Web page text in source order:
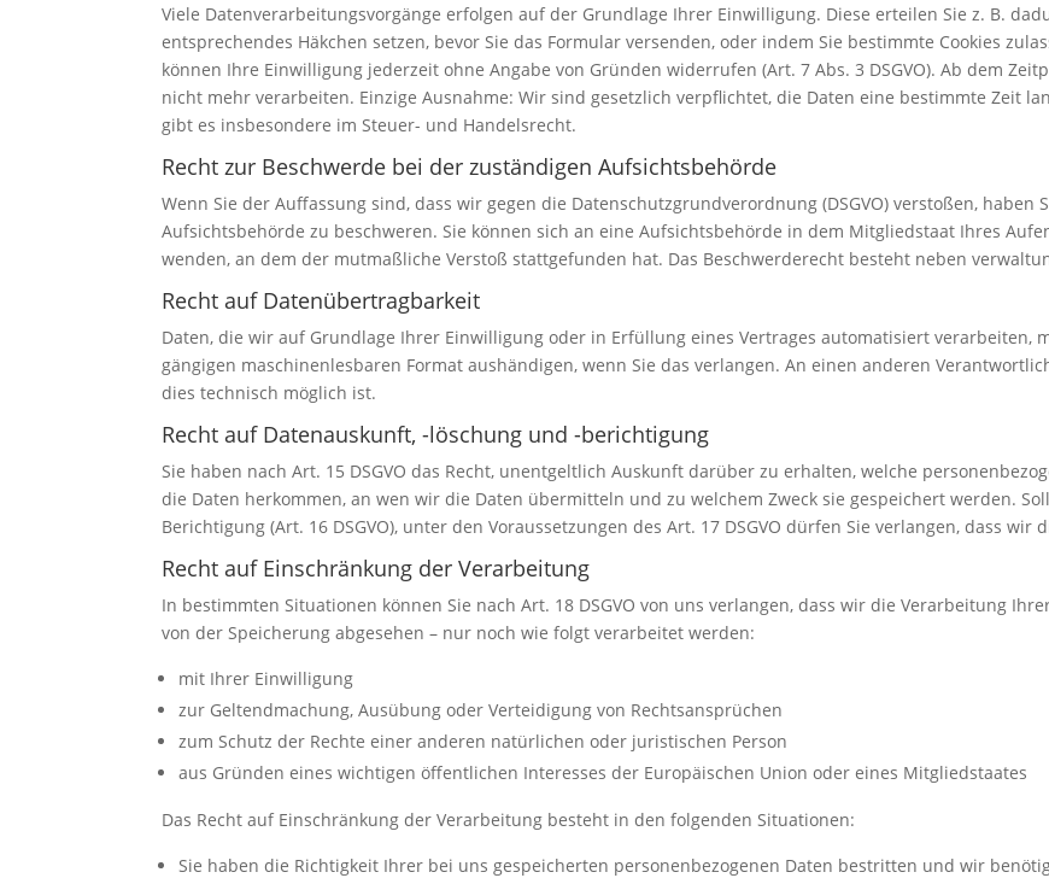
Viele Datenverarbeitungsvorgänge erfolgen auf der Grundlage Ihrer Einwilligung. Diese erteilen Sie z. B.
entsprechendes Häkchen setzen, bevor Sie das Formular versenden, oder indem Sie bestimmte Cookies
können Ihre Einwilligung jederzeit ohne Angabe von Gründen widerrufen (Art. 7 Abs. 3 DSGVO). Ab dem
nicht mehr verarbeiten. Einzige Ausnahme: Wir sind gesetzlich verpflichtet, die Daten eine bestimmte Zeit
gibt es insbesondere im Steuer- und Handelsrecht.
Recht zur Beschwerde bei der zuständigen Aufsichtsbehörde
Wenn Sie der Auffassung sind, dass wir gegen die Datenschutzgrundverordnung (DSGVO) verstoßen, haben
Aufsichtsbehörde zu beschweren. Sie können sich an eine Aufsichtsbehörde in dem Mitgliedstaat Ihres
wenden, an dem der mutmaßliche Verstoß stattgefunden hat. Das Beschwerderecht besteht neben
Recht auf Datenübertragbarkeit
Daten, die wir auf Grundlage Ihrer Einwilligung oder in Erfüllung eines Vertrages automatisiert verarbeiten,
gängigen maschinenlesbaren Format aushändigen, wenn Sie das verlangen. An einen anderen
dies technisch möglich ist.
Recht auf Datenauskunft, -löschung und -berichtigung
Sie haben nach Art. 15 DSGVO das Recht, unentgeltlich Auskunft darüber zu erhalten, welche
die Daten herkommen, an wen wir die Daten übermitteln und zu welchem Zweck sie gespeichert werden.
Berichtigung (Art. 16 DSGVO), unter den Voraussetzungen des Art. 17 DSGVO dürfen Sie verlangen, dass wir
Recht auf Einschränkung der Verarbeitung
In bestimmten Situationen können Sie nach Art. 18 DSGVO von uns verlangen, dass wir die Verarbeitung
von der Speicherung abgesehen – nur noch wie folgt verarbeitet werden:
mit Ihrer Einwilligung
zur Geltendmachung, Ausübung oder Verteidigung von Rechtsansprüchen
zum Schutz der Rechte einer anderen natürlichen oder juristischen Person
aus Gründen eines wichtigen öffentlichen Interesses der Europäischen Union oder eines Mitgliedstaates
Das Recht auf Einschränkung der Verarbeitung besteht in den folgenden Situationen:
Sie haben die Richtigkeit Ihrer bei uns gespeicherten personenbezogenen Daten bestritten und wir